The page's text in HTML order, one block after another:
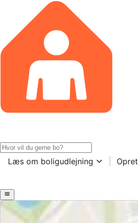
Læs om boligudlejning Opret